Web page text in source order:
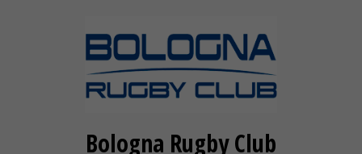
Bologna Rugby Club